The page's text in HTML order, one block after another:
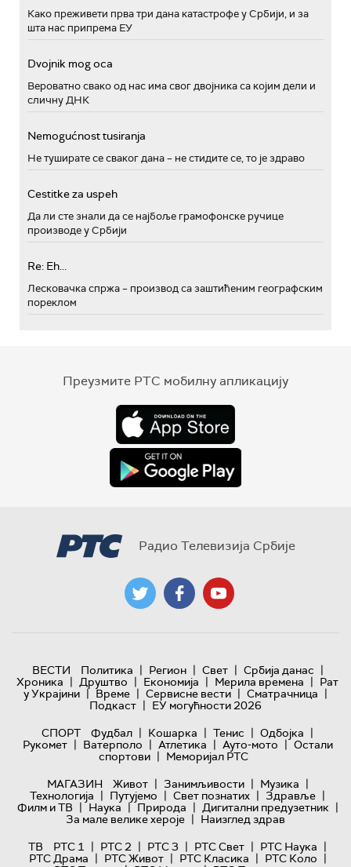
Како преживети прва три дана катастрофе у Србији, и за
шта нас припрема ЕУ
Dvojnik mog oca
Вероватно свако од нас има свог двојника са којим дели и
сличну ДНК
Nemogućnost tusiranja
Не туширате се сваког дана – не стидите се, то је здраво
Cestitke za uspeh
Да ли сте знали да се најбоље грамофонске ручице
производе у Србији
Re: Eh...
Лесковачка спржа – производ са заштићеним географским
пореклом
Преузмите РТС мобилну апликацију
Радио Телевизија Србије
ВЕСТИ Политика | Регион | Свет | Србија данас |
Хроника | Друштво | Економија | Мерила времена | Рат
у Украјини | Време | Сервисне вести | Сматрачница |
Подкаст | ЕУ могућности 2026
СПОРТ
Фудбал | Кошарка | Тенис | Одбојка |
Рукомет | Ватерполо | Атлетика | Ауто-мото | Остали
спортови | Меморијал РТС
МАГАЗИН
Живот | Занимљивости | Музика |
Технологијa | Путујемо | Свет познатих | Здравље |
Филм и ТВ | Наука | Природа | Дигитални предузетник |
За мале велике хероје | Наизглед здрав
ТВ
РТС 1 | РТС 2 | РТС 3 | РТС Свет | РТС Наука |
РТС Драма | РТС Живот | РТС Класика | РТС Коло |